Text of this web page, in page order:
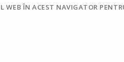
ÎN ACEST NAVIGATOR